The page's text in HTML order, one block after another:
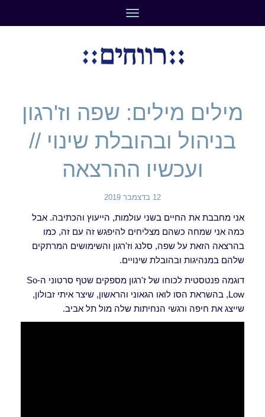
תפריט
מילים מילים: שפה וז'רגון
בניהול ובהובלת שינוי //
ועכשיו ההרצאה
12 בדצמבר 2019
אני מחבבת את החיים בשני עולמות, הייעוץ והכתיבה. אבל
כמה אני שמחה כשהם מצליחים להיפגש זה עם זה, כמו
בהרצאה הזאת על שפה, סלנג וז'רגון והשימושים המרתקים
שלהם במנהיגות ובהובלת שינויים.
דוגמה פנטסטית לכוחו של ז'רגון מספקים שטף סרטוני ה-So
Low, בהשראת הסו לואו הגאוני והראשון, שיצר איתי זבולון,
שייצג את חיפה ורגשי הנחיתות שלה מול תל אביב.